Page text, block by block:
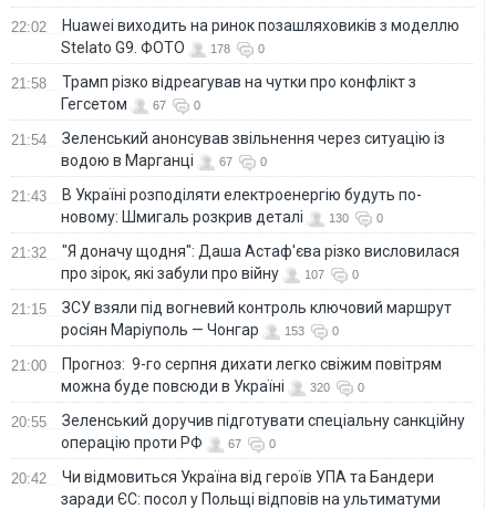
22:02
Huawei виходить на ринок позашляховиків з моделлю
Stelato G9. ФОТО
178 0
21:58
Трамп різко відреагував на чутки про конфлікт з
Гегсетом
67 0
21:54
Зеленський анонсував звільнення через ситуацію із
водою в Марганці
67 0
21:43
В Україні розподіляти електроенергію будуть по-
новому: Шмигаль розкрив деталі
130 0
21:32
"Я доначу щодня": Даша Астаф'єва різко висловилася
про зірок, які забули про війну
107 0
21:15
ЗСУ взяли під вогневий контроль ключовий маршрут
росіян Маріуполь — Чонгар
153 0
21:00
Прогноз: 9-го серпня дихати легко свіжим повітрям
можна буде повсюди в Україні
320 0
20:55
Зеленський доручив підготувати спеціальну санкційну
операцію проти РФ
67 0
20:42
Чи відмовиться Україна від героїв УПА та Бандери
заради ЄС: посол у Польщі відповів на ультиматуми